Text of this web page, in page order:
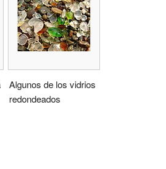
Algunos de los vidrios
redondeados